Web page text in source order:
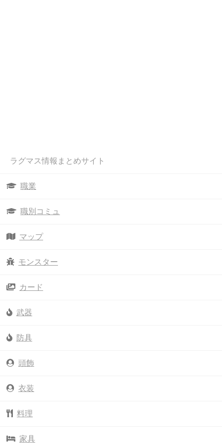
ラグマス情報まとめサイト
職業
職別コミュ
マップ
モンスター
カード
武器
防具
頭飾
衣装
料理
家具